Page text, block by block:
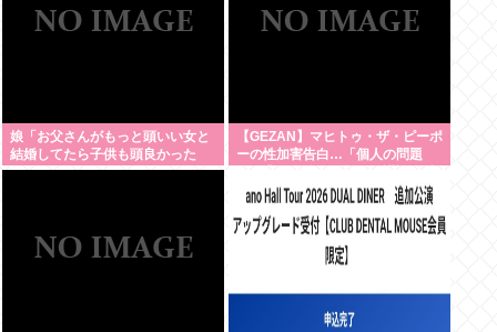
娘「お父さんがもっと頭いい女と
結婚してたら子供も頭良かった
よ。頭悪いクソ女と結婚してごめ
【GEZAN】マヒトゥ・ザ・ピーポ
ーの性加害告白…「個人の問題
大